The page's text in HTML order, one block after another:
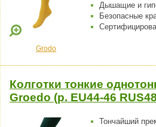
Дышащие и
Безопасные
Grodo
Колготки тонкие
Groedo (р. EU44-46
Тончайший